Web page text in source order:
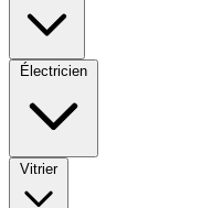
Électricien
Vitrier